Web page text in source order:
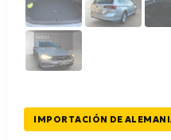
IMPORTACIÓN DE